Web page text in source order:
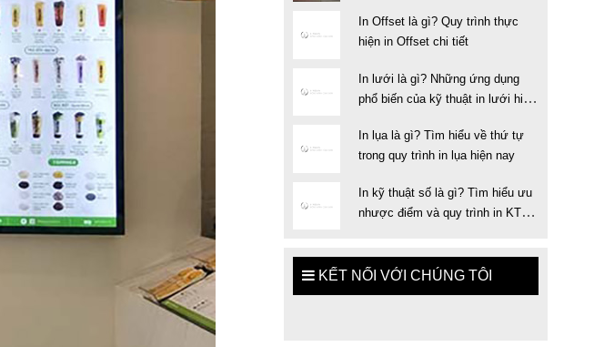
In Offset là gì? Quy trình thực
hiện in Offset chi tiết
In lưới là gì? Những ứng dụng
phổ biến của kỹ thuật in lưới hiện
In lụa là gì? Tìm hiểu về thứ tự
trong quy trình in lụa hiện nay
In kỹ thuật số là gì? Tìm hiểu ưu
nhược điểm và quy trình in KTS
KẾT NỐI VỚI CHÚNG TÔI